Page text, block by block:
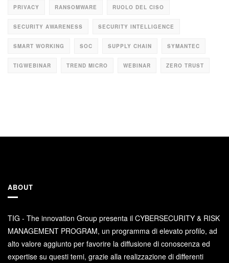
PRIVACY RANSOMWARE RUOLO DEL CISO
SECURITY AWARENESS SECURITY INTELLIGENCE
SMART WORKING SOC SUPPLY CHAIN SYMANTEC
TIGWEBINAR TREND MICRO WEBINAR ZERO TRUST
ABOUT
TIG - The innovation Group presenta il CYBERSECURITY & RISK
MANAGEMENT PROGRAM, un programma di elevato profilo, ad
alto valore aggiunto per favorire la diffusione di conoscenza ed
expertise su questi temi, grazie alla realizzazione di differenti